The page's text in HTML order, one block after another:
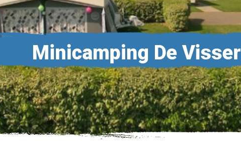
Minicamping De Visser